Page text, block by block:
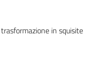
in squisite